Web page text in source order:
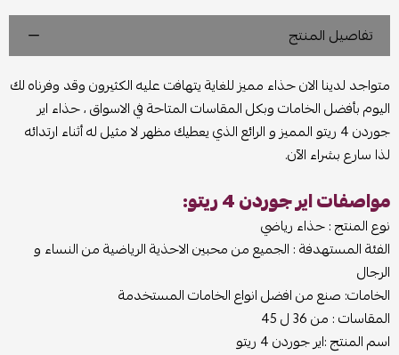
تفاصيل المنتج
متواجد لدينا الان حذاء مميز للغاية يتهافت عليه الكثيرون وقد وفرناه لك
اليوم بأفضل الخامات وبكل المقاسات المتاحة في الاسواق ، حذاء اير
جوردن 4 ريتو المميز و الرائع الذي يعطيك مظهر لا مثيل له أثناء ارتدائه
لذا سارع بشراء الآن.
مواصفات اير جوردن 4 ريتو:
نوع المنتج : حذاء رياضي
الفئة المستهدفة : الجميع من محبين الاحذية الرياضية من النساء و
الرجال
الخامات: صنع من افضل انواع الخامات المستخدمة
المقاسات : من 36 ل 45
اسم المنتج :اير جوردن 4 ريتو